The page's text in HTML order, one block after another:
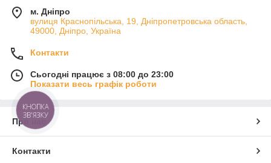
м. Дніпро
вулиця Краснопільська, 19, Дніпропетровська область,
49000, Дніпро, Україна
Контакти
Сьогодні працює з 08:00 до 23:00
Показати весь графік роботи
Про нас
Контакти
КНОПКА
ЗВ'ЯЗКУ